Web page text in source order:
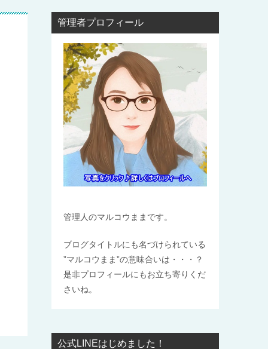
管理者プロフィール
管理人のマルコウままです。
ブログタイトルにも名づけられている
”マルコウまま”の意味合いは・・・？
是非プロフィールにもお立ち寄りくだ
さいね。
公式LINEはじめました！